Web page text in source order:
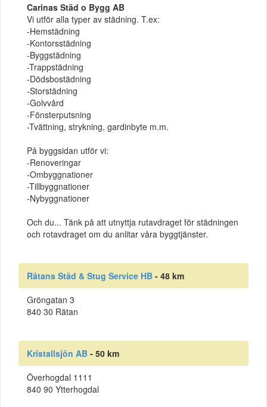
Carinas Städ o Bygg AB
Vi utför alla typer av städning. T.ex:
-Hemstädning
-Kontorsstädning
-Byggstädning
-Trappstädning
-Dödsbostädning
-Storstädning
-Golvvård
-Fönsterputsning
-Tvättning, strykning, gardinbyte m.m.
På byggsidan utför vi:
-Renoveringar
-Ombyggnationer
-Tillbyggnationer
-Nybyggnationer
Och du... Tänk på att utnyttja rutavdraget för städningen
och rotavdraget om du anlitar våra byggtjänster.
Rätans Städ & Stug Service HB - 48 km
Gröngatan 3
840 30 Rätan
Kristallsjön AB - 50 km
Överhogdal 1111
840 90 Ytterhogdal